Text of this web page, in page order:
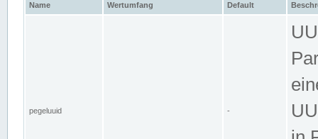
Name Wertumfang Default
pegeluuid -